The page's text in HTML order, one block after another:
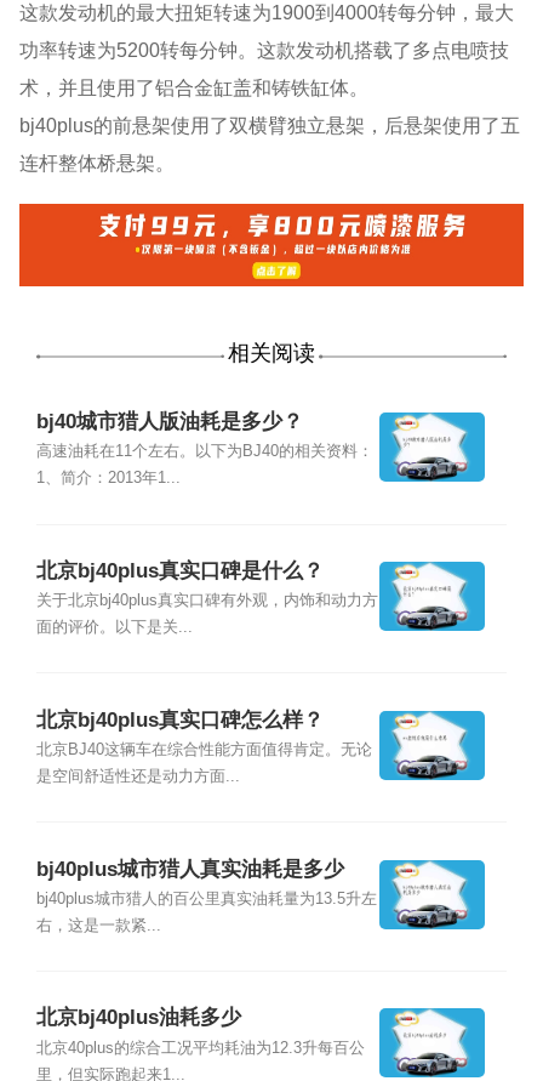
这款发动机的最大扭矩转速为1900到4000转每分钟，最大
功率转速为5200转每分钟。这款发动机搭载了多点电喷技
术，并且使用了铝合金缸盖和铸铁缸体。
bj40plus的前悬架使用了双横臂独立悬架，后悬架使用了五
连杆整体桥悬架。
相关阅读
bj40城市猎人版油耗是多少？
高速油耗在11个左右。以下为BJ40的相关资料：
1、简介：2013年1...
北京bj40plus真实口碑是什么？
关于北京bj40plus真实口碑有外观，内饰和动力方
面的评价。以下是关...
北京bj40plus真实口碑怎么样？
北京BJ40这辆车在综合性能方面值得肯定。无论
是空间舒适性还是动力方面...
bj40plus城市猎人真实油耗是多少
bj40plus城市猎人的百公里真实油耗量为13.5升左
右，这是一款紧...
北京bj40plus油耗多少
北京40plus的综合工况平均耗油为12.3升每百公
里，但实际跑起来1...